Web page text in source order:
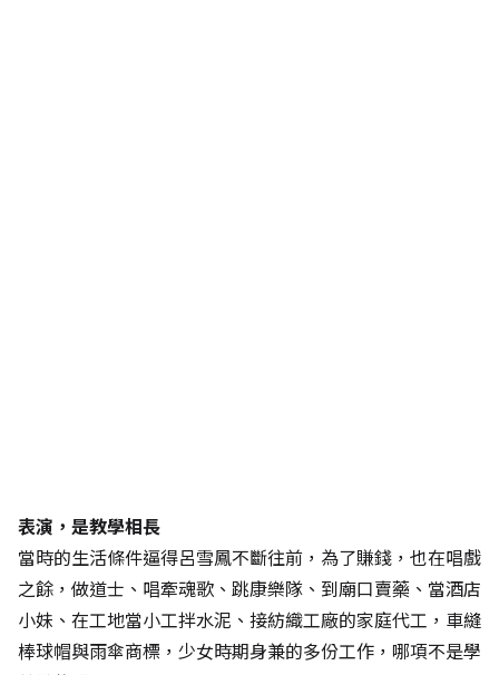
表演，是教學相長
當時的生活條件逼得呂雪鳳不斷往前，為了賺錢，也在唱戲
之餘，做道士、唱牽魂歌、跳康樂隊、到廟口賣藥、當酒店
小妹、在工地當小工拌水泥、接紡織工廠的家庭代工，車縫
棒球帽與雨傘商標，少女時期身兼的多份工作，哪項不是學